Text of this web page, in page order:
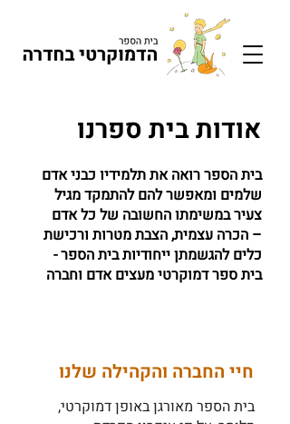
אודות בית ספרנו
בית הספר רואה את תלמידיו כבני אדם
שלמים ומאפשר להם להתמקד מגיל
צעיר במשימתו החשובה של כל אדם
– הכרה עצמית, הצבת מטרות ורכישת
כלים להגשמתןייחודיות בית הספר -
בית ספר דמוקרטי מעצים אדם וחברה
חיי החברה והקהילה שלנו
בית הספר מאורגן באופן דמוקרטי,